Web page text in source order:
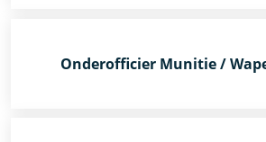
Onderofficier Munitie /